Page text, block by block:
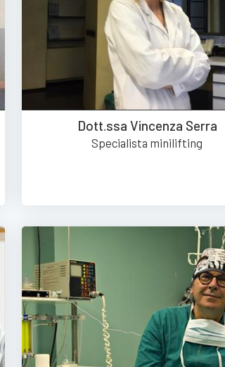
Dott.ssa Vincenza Serra
Specialista minilifting